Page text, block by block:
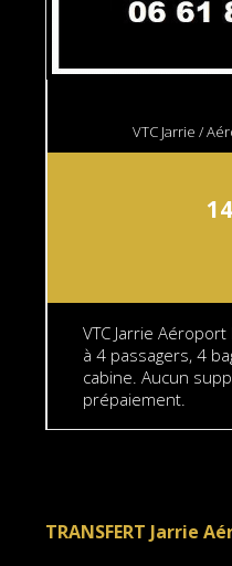
VTC Jarrie /
VTC Jarrie
à 4 passagers, 4
cabine. Aucun
prépaiement.
TRANSFERT Jarrie